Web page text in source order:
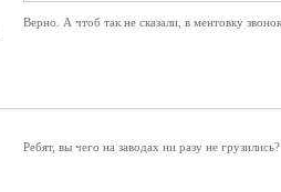
Верно. А чтоб так не сказали, в ментовку
Ребят, вы чего на заводах ни разу не